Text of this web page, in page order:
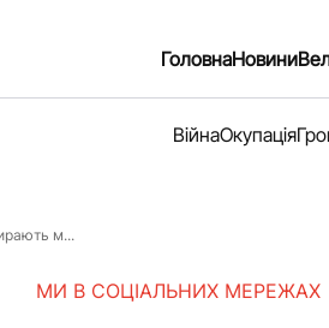
ГоловнаНовини
ВійнаОкупація
м...
МИ В СОЦІАЛЬНИХ МЕРЕЖАХ